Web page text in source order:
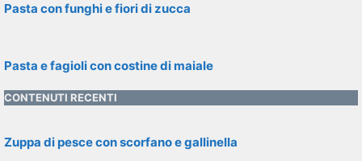
Pasta con funghi e fiori di zucca
Pasta e fagioli con costine di maiale
CONTENUTI RECENTI
Zuppa di pesce con scorfano e gallinella